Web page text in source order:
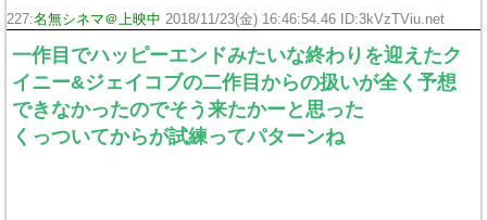
227:名無シネマ＠上映中 2018/11/23(金) 16:46:54.46 ID:3kVzTViu.net
一作目でハッピーエンドみたいな終わりを迎えたク
イニー&ジェイコブの二作目からの扱いが全く予想
できなかったのでそう来たかーと思った
くっついてからが試練ってパターンね